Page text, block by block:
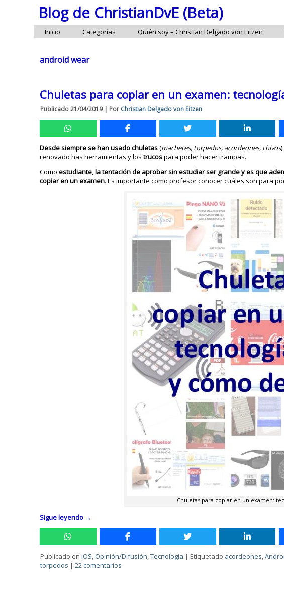
Blog de ChristianDvE (Beta)
Inicio Categorías Quién soy – Christian Delgado von Eitzen
android wear
Chuletas para copiar en un examen:
Publicado21/04/2019| Por Christian Delgado von Eitzen
Desde siempre se han usado chuletas(machetes, torpedos, acordeones, chivos
renovado has herramientas y lostrucospara poder hacer trampas.
Comoestudiante,la tentación de aprobar sin estudiar ser grande y es que
copiar en un examen. Es importante como profesor conocer cuáles son para
Chuletas para copiar en un examen:
Sigue leyendo →
Publicado en iOS, Opinión/Difusión,Tecnología |Etiquetado acordeones,
torpedos |22 comentarios